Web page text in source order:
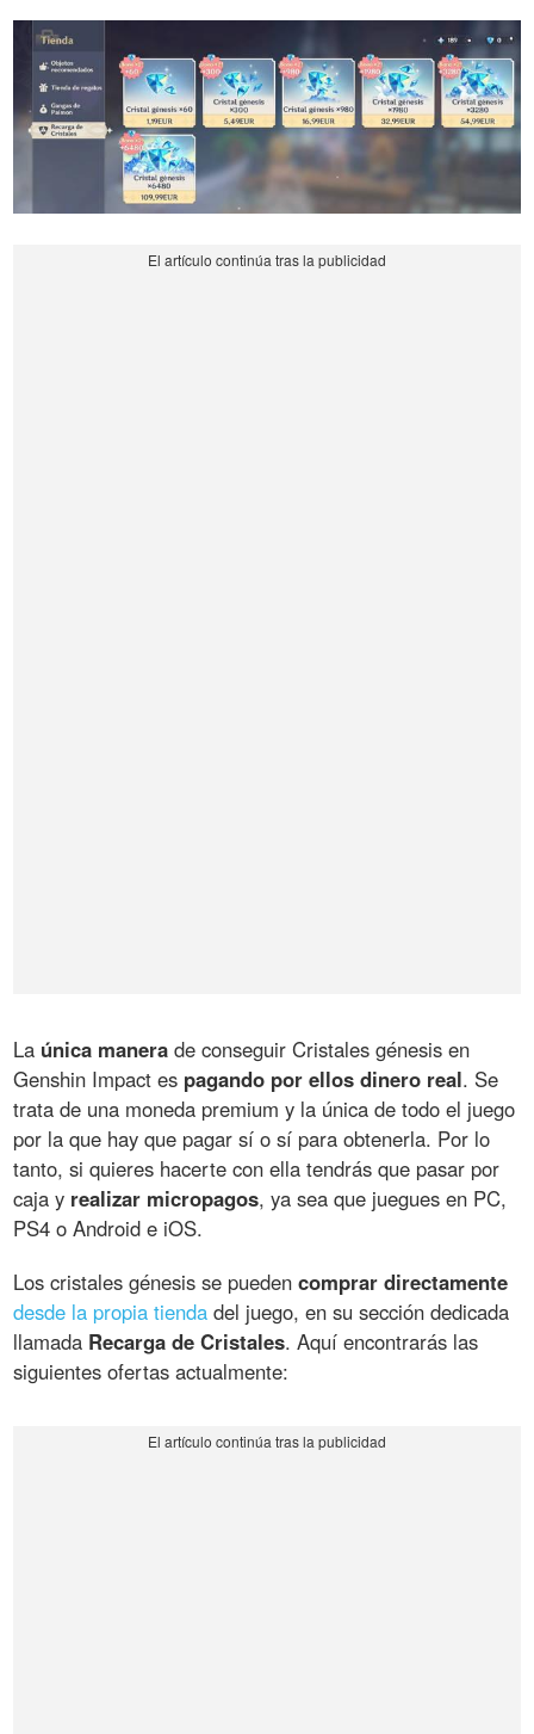
La única manera de conseguir Cristales génesis en
Genshin Impact es pagando por ellos dinero real. Se
trata de una moneda premium y la única de todo el juego
por la que hay que pagar sí o sí para obtenerla. Por lo
tanto, si quieres hacerte con ella tendrás que pasar por
caja y realizar micropagos, ya sea que juegues en PC,
PS4 o Android e iOS.
Los cristales génesis se puedencomprar directamente
desde la propia tienda del juego, en su sección dedicada
llamada Recarga de Cristales. Aquí encontrarás las
siguientes ofertas actualmente: